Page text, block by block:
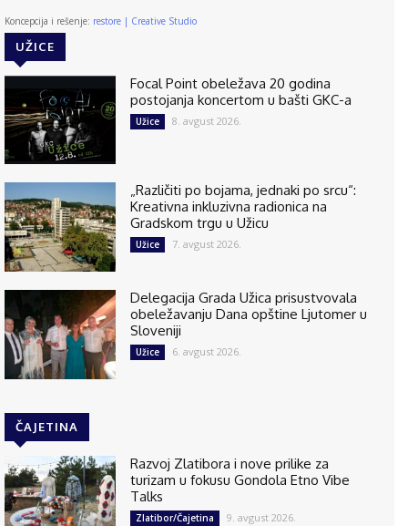
Koncepcija i rešenje: restore | Creative Studio
UŽICE
Focal Point obeležava 20 godina
postojanja koncertom u bašti GKC-a
Užice 8. avgust 2026.
„Različiti po bojama, jednaki po srcu“:
Kreativna inkluzivna radionica na
Gradskom trgu u Užicu
Užice 7. avgust 2026.
Delegacija Grada Užica prisustvovala
obeležavanju Dana opštine Ljutomer u
Sloveniji
Užice 6. avgust 2026.
ČAJETINA
Razvoj Zlatibora i nove prilike za
turizam u fokusu Gondola Etno Vibe
Talks
Zlatibor/Čajetina 9. avgust 2026.